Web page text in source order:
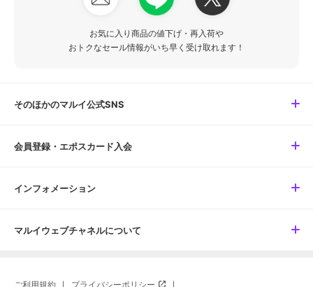
お気に入り商品の値下げ・再入荷や
おトクなセール情報がいち早く受け取れます！
そのほかのマルイ公式SNS
会員登録・エポスカード入会
インフォメーション
マルイウェブチャネルについて
ご利用規約 プライバシーポリシー